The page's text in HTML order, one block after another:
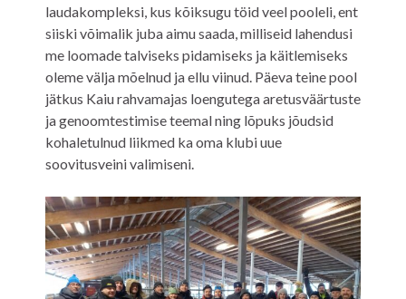
laudakompleksi, kus kõiksugu töid veel pooleli, ent
siiski võimalik juba aimu saada, milliseid lahendusi
me loomade talviseks pidamiseks ja käitlemiseks
oleme välja mõelnud ja ellu viinud. Päeva teine pool
jätkus Kaiu rahvamajas loengutega aretusväärtuste
ja genoomtestimise teemal ning lõpuks jõudsid
kohaletulnud liikmed ka oma klubi uue
soovitusveini valimiseni.